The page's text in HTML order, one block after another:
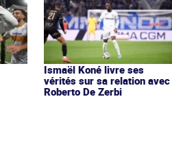
Ismaël Koné livre ses
vérités sur sa relation avec
Roberto De Zerbi